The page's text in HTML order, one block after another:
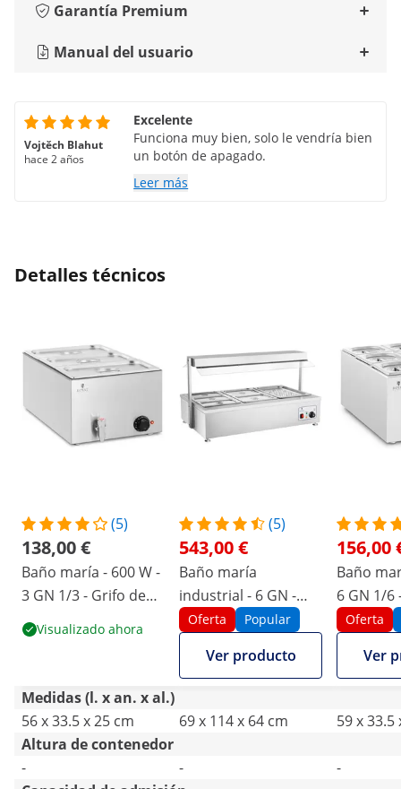
Garantía Premium
Manual del usuario
Vojtěch Blahut
hace 2 años
Excelente
Funciona muy bien, solo le vendría bien
un botón de apagado.
Leer más
Detalles técnicos
(5)
138,00 €
Baño maría - 600 W -
3 GN 1/3 - Grifo de
vaciado
Visualizado ahora
(5)
543,00 €
Baño maría
industrial - 6 GN -
Con bandeja para
carne
Oferta Popular
Ver producto
156,00
Baño
6 GN 1/6
vaciado
Oferta
Ver
Medidas (l. x an. x al.)
56 x 33.5 x 25 cm
69 x 114 x 64 cm
59 x 33.5
Altura de contenedor
-
-
-